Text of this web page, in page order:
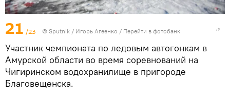
21 /23 © Sputnik / Игорь Агеенко / Перейти в фотобанк
Участник чемпионата по ледовым автогонкам в
Амурской области во время соревнований на
Чигиринском водохранилище в пригороде
Благовещенска.